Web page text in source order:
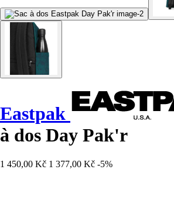
Eastpak
à dos Day Pak'r
1 450,00 Kč 1 377,00 Kč -5%